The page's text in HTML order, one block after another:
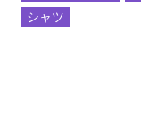
シャツ